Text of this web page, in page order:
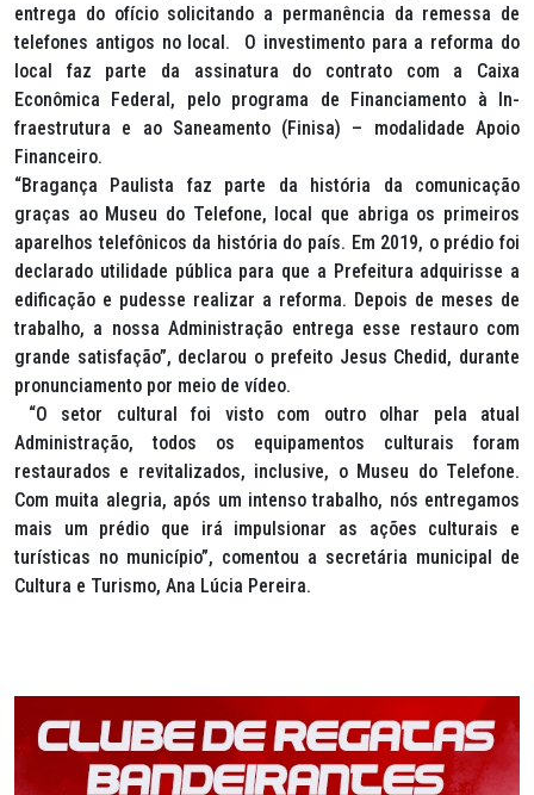
entrega do ofício solicitando a permanência da remessa de
telefones antigos no local. O investimento para a reforma do
local faz parte da assinatura do contrato com a Caixa
Econômica Federal, pelo programa de Financiamento à In-
fraestrutura e ao Saneamento (Finisa) – modalidade Apoio
Financeiro.
“Bragança Paulista faz parte da história da comunicação
graças ao Museu do Telefone, local que abriga os primeiros
aparelhos telefônicos da história do país. Em 2019, o prédio foi
declarado utilidade pública para que a Prefeitura adquirisse a
edificação e pudesse realizar a reforma. Depois de meses de
trabalho, a nossa Administração entrega esse restauro com
grande satisfação”, declarou o prefeito Jesus Chedid, durante
pronunciamento por meio de vídeo.
“O setor cultural foi visto com outro olhar pela atual
Administração, todos os equipamentos culturais foram
restaurados e revitalizados, inclusive, o Museu do Telefone.
Com muita alegria, após um intenso trabalho, nós entregamos
mais um prédio que irá impulsionar as ações culturais e
turísticas no município”, comentou a secretária municipal de
Cultura e Turismo, Ana Lúcia Pereira.